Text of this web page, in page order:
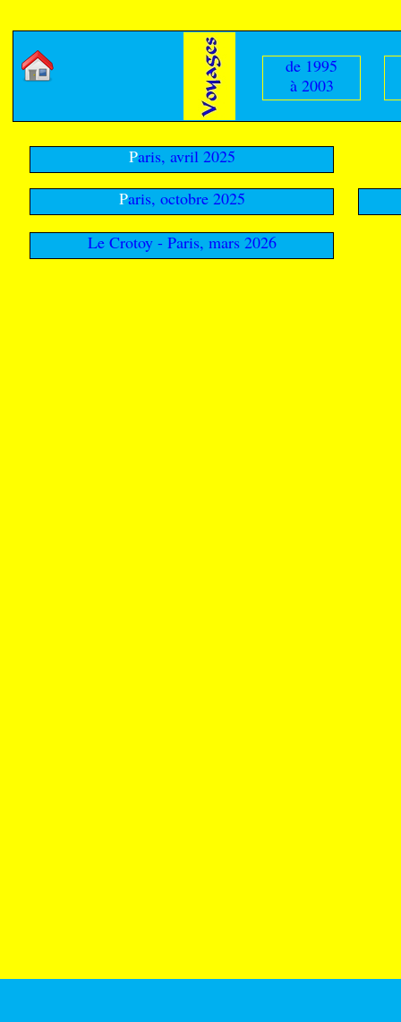
Montagne
de 1995
à 2003
Paris, avril 2025
Paris, octobre 2025
Le Crotoy - Paris, mars 2026